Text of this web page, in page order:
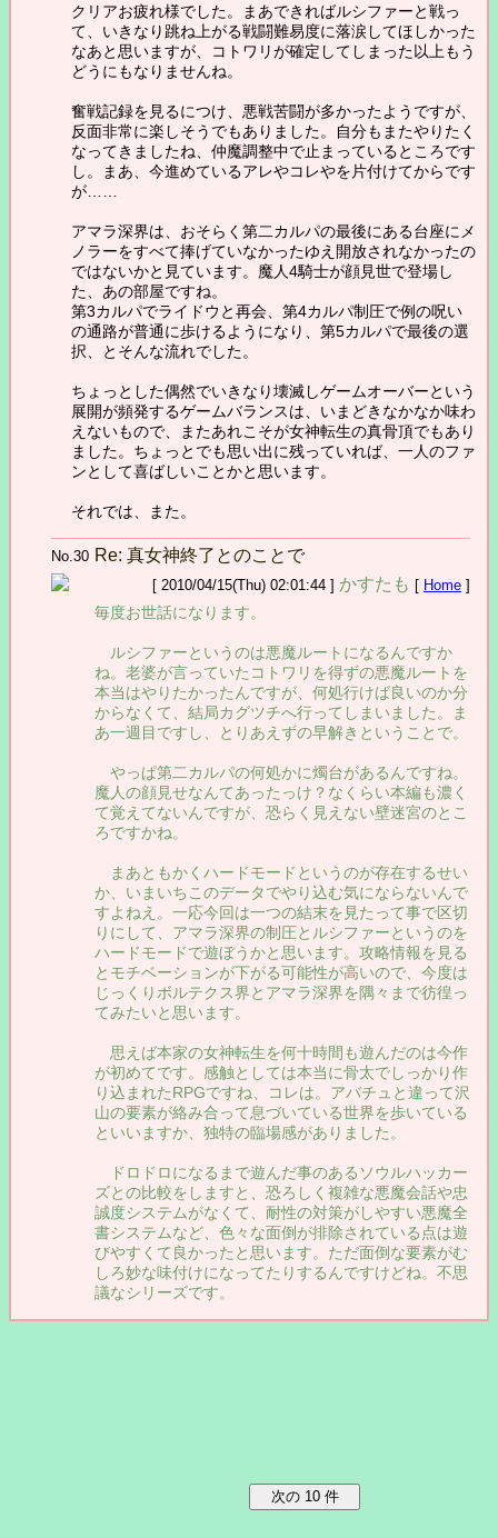
クリアお疲れ様でした。まあできればルシファーと戦っ
て、いきなり跳ね上がる戦闘難易度に落涙してほしかった
なあと思いますが、コトワリが確定してしまった以上もう
どうにもなりませんね。
奮戦記録を見るにつけ、悪戦苦闘が多かったようですが、
反面非常に楽しそうでもありました。自分もまたやりたく
なってきましたね、仲魔調整中で止まっているところです
し。まあ、今進めているアレやコレやを片付けてからです
が……
アマラ深界は、おそらく第二カルパの最後にある台座にメ
ノラーをすべて捧げていなかったゆえ開放されなかったの
ではないかと見ています。魔人4騎士が顔見世で登場し
た、あの部屋ですね。
第3カルパでライドウと再会、第4カルパ制圧で例の呪い
の通路が普通に歩けるようになり、第5カルパで最後の選
択、とそんな流れでした。
ちょっとした偶然でいきなり壊滅しゲームオーバーという
展開が頻発するゲームバランスは、いまどきなかなか味わ
えないもので、またあれこそが女神転生の真骨頂でもあり
ました。ちょっとでも思い出に残っていれば、一人のファ
ンとして喜ばしいことかと思います。
それでは、また。
No.30 Re: 真女神終了とのことで
[ 2010/04/15(Thu) 02:01:44 ] かすたも [ Home ]
毎度お世話になります。
ルシファーというのは悪魔ルートになるんですか
ね。老婆が言っていたコトワリを得ずの悪魔ルートを
本当はやりたかったんですが、何処行けば良いのか分
からなくて、結局カグツチへ行ってしまいました。ま
あ一週目ですし、とりあえずの早解きということで。
やっぱ第二カルパの何処かに燭台があるんですね。
魔人の顔見せなんてあったっけ？なくらい本編も濃く
て覚えてないんですが、恐らく見えない壁迷宮のとこ
ろですかね。
まあともかくハードモードというのが存在するせい
か、いまいちこのデータでやり込む気にならないんで
すよねえ。一応今回は一つの結末を見たって事で区切
りにして、アマラ深界の制圧とルシファーというのを
ハードモードで遊ぼうかと思います。攻略情報を見る
とモチベーションが下がる可能性が高いので、今度は
じっくりボルテクス界とアマラ深界を隅々まで彷徨っ
てみたいと思います。
思えば本家の女神転生を何十時間も遊んだのは今作
が初めてです。感触としては本当に骨太でしっかり作
り込まれたRPGですね、コレは。アバチュと違って沢
山の要素が絡み合って息づいている世界を歩いている
といいますか、独特の臨場感がありました。
ドロドロになるまで遊んだ事のあるソウルハッカー
ズとの比較をしますと、恐ろしく複雑な悪魔会話や忠
誠度システムがなくて、耐性の対策がしやすい悪魔全
書システムなど、色々な面倒が排除されている点は遊
びやすくて良かったと思います。ただ面倒な要素がむ
しろ妙な味付けになってたりするんですけどね。不思
議なシリーズです。